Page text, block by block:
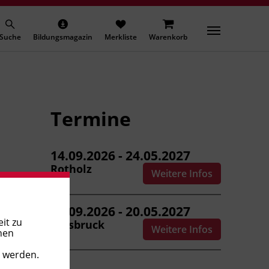
Suche Bildungsmagazin Merkliste Warenkorb
Termine
14.09.2026 - 24.05.2027
Rotholz Weitere Infos
17.09.2026 - 20.05.2027
Innsbruck Weitere Infos
zu